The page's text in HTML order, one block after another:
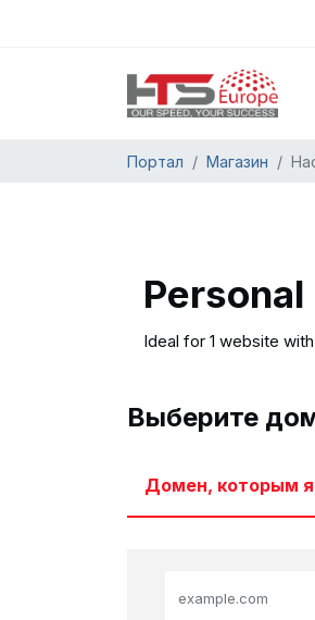
Портал Магазин
Personal
Ideal for 1 website
Выберите
Домен, которым